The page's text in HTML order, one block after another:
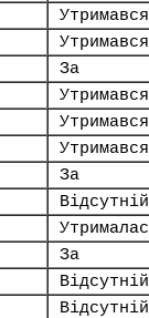
Утримався
Утримався
За
Утримався
Утримався
Утримався
За
Відсутній
За
Відсутній
Відсутній